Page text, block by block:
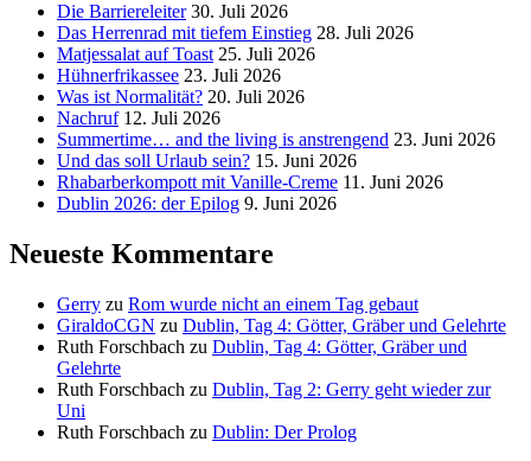
Die Barriereleiter 30. Juli 2026
Das Herrenrad mit tiefem Einstieg 28. Juli 2026
Matjessalat auf Toast 25. Juli 2026
Hühnerfrikassee 23. Juli 2026
Was ist Normalität? 20. Juli 2026
Nachruf 12. Juli 2026
Summertime… and the living is anstrengend 23. Juni 2026
Und das soll Urlaub sein? 15. Juni 2026
Rhabarberkompott mit Vanille-Creme 11. Juni 2026
Dublin 2026: der Epilog 9. Juni 2026
Neueste Kommentare
Gerry zu Rom wurde nicht an einem Tag gebaut
GiraldoCGN zu Dublin, Tag 4: Götter, Gräber und Gelehrte
Ruth Forschbach zu Dublin, Tag 4: Götter, Gräber und
Gelehrte
Ruth Forschbach zu Dublin, Tag 2: Gerry geht wieder zur
Uni
Ruth Forschbach zu Dublin: Der Prolog